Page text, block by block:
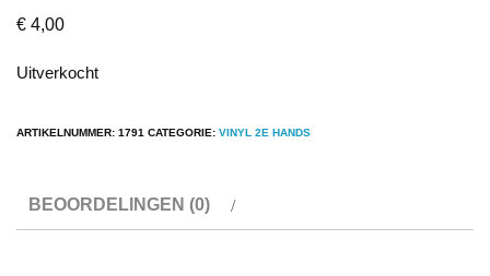
€ 4,00
Uitverkocht
ARTIKELNUMMER: 1791 CATEGORIE: VINYL 2E HANDS
BEOORDELINGEN (0)